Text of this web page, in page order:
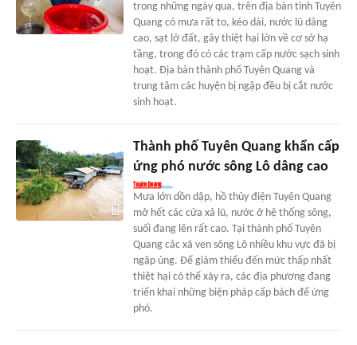
trong những ngày qua, trên địa bàn tỉnh Tuyên
Quang có mưa rất to, kéo dài, nước lũ dâng
cao, sạt lở đất, gây thiệt hại lớn về cơ sở hạ
tầng, trong đó có các trạm cấp nước sạch sinh
hoạt. Địa bàn thành phố Tuyên Quang và
trung tâm các huyện bị ngập đều bị cắt nước
sinh hoạt.
Thành phố Tuyên Quang khẩn cấp
ứng phó nước sông Lô dâng cao
Mưa lớn dồn dập, hồ thủy điện Tuyên Quang
mở hết các cửa xả lũ, nước ở hệ thống sông,
suối đang lên rất cao. Tại thành phố Tuyên
Quang các xã ven sông Lô nhiều khu vực đã bị
ngập úng. Để giảm thiểu đến mức thấp nhất
thiệt hại có thể xảy ra, các địa phương đang
triển khai những biện pháp cấp bách để ứng
phó.